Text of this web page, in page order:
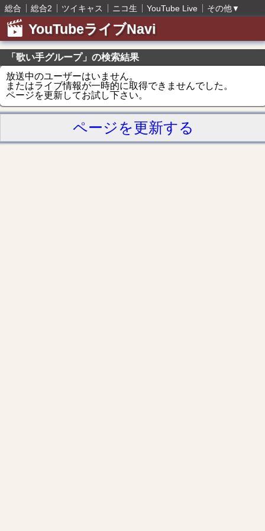
総合 総合2 ツイキャス ニコ生 YouTube Live その他▼
YouTubeライブNavi
「歌い手グループ」の検索結果
放送中のユーザーはいません。
またはライブ情報が一時的に取得できませんでした。
ページを更新してお試し下さい。
ページを更新する